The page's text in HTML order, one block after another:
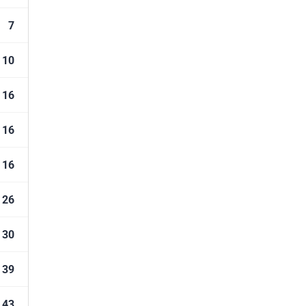
7
10
16
16
16
26
30
39